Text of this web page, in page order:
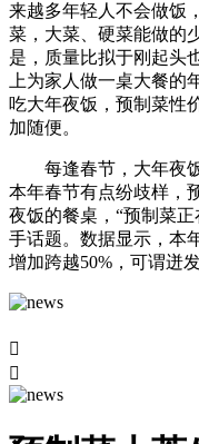
来越多年轻人不会做饭
菜，大菜、硬菜能做的
是，质量比拟于刚起头
上为家人做一桌大餐
吃大年夜饭，预制菜性
加随便。
每逢春节，大年夜饭
本年春节有点纷歧样，
夜饭的餐桌，“预制菜
手话题。数据显示，本
增加跨越50%，可谓迸

